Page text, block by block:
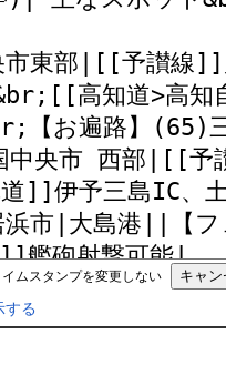
イムスタンプを変更しない
する